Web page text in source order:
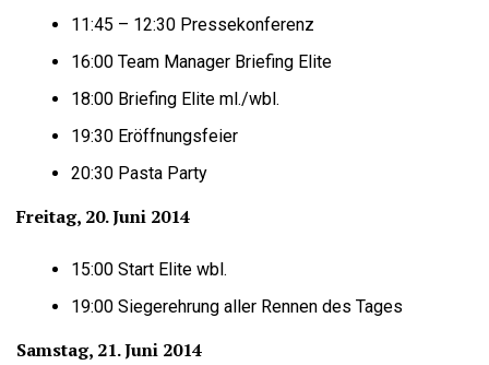
11:45 – 12:30 Pressekonferenz
16:00 Team Manager Briefing Elite
18:00 Briefing Elite ml./wbl.
19:30 Eröffnungsfeier
20:30 Pasta Party
Freitag, 20. Juni 2014
15:00 Start Elite wbl.
19:00 Siegerehrung aller Rennen des Tages
Samstag, 21. Juni 2014